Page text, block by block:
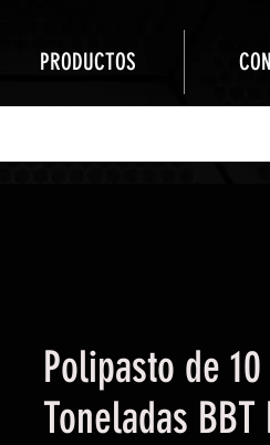
PRODUCTOS
Polipasto de 10
Toneladas BBT